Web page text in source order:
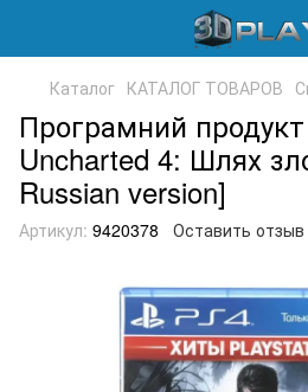
Каталог КАТАЛОГ ТОВАРОВ
Програмний
Uncharted 4: Шлях
Russian version]
Артикул: 9420378 Оставить отзыв